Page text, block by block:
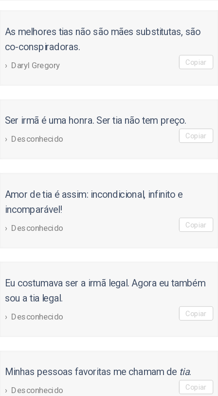
As melhores tias não são mães substitutas, são
co-conspiradoras.
Daryl Gregory Copiar
Ser irmã é uma honra. Ser tia não tem preço.
Desconhecido Copiar
Amor de tia é assim: incondicional, infinito e
incomparável!
Desconhecido Copiar
Eu costumava ser a irmã legal. Agora eu também
sou a tia legal.
Desconhecido Copiar
Minhas pessoas favoritas me chamam de tia.
Desconhecido Copiar